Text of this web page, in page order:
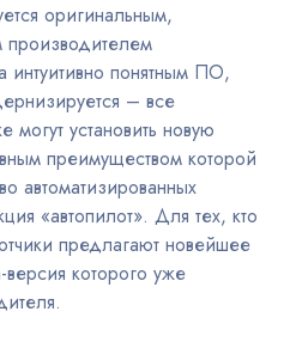
оригинальным,
производителем
интуитивно понятным ПО,
– все
установить новую
преимуществом которой
автоматизированных
«автопилот». Для тех, кто
предлагают новейшее
которого уже